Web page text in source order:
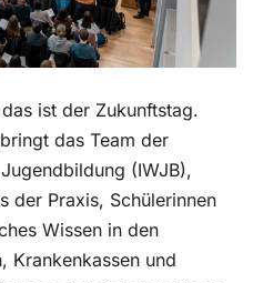
ist der Zukunftstag.
das Team der
(IWJB),
der Praxis, Schülerinnen
Wissen in den
Krankenkassen und